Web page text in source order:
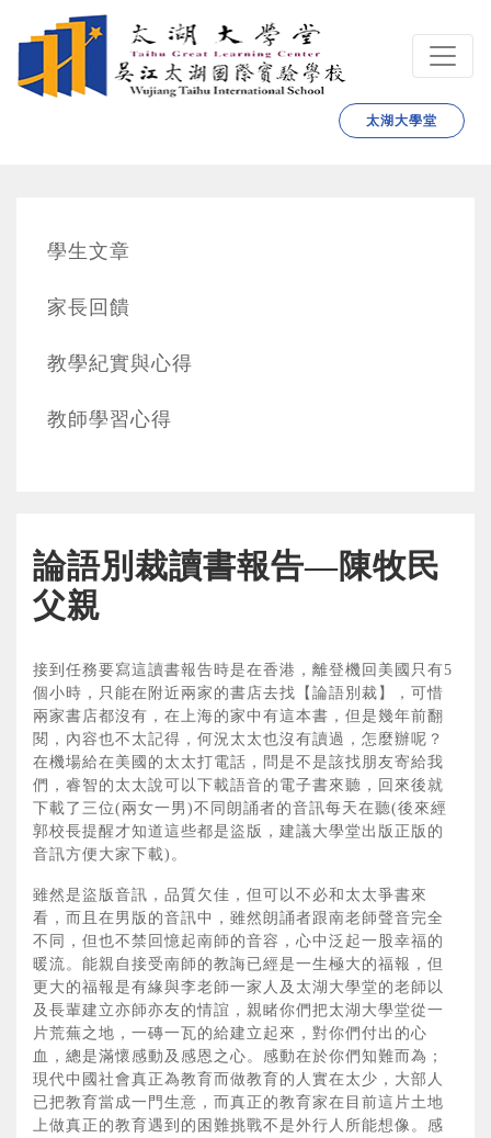
跳转到主要内容
太湖大學堂
學生文章
家長回饋
教學紀實與心得
教師學習心得
論語別裁讀書報告—陳牧民
父親
接到任務要寫這讀書報告時是在香港，離登機回美國只有5
個小時，只能在附近兩家的書店去找【論語別裁】，可惜
兩家書店都沒有，在上海的家中有這本書，但是幾年前翻
閱，內容也不太記得，何況太太也沒有讀過，怎麼辦呢？
在機場給在美國的太太打電話，問是不是該找朋友寄給我
們，睿智的太太說可以下載語音的電子書來聽，回來後就
下載了三位(兩女一男)不同朗誦者的音訊每天在聽(後來經
郭校長提醒才知道這些都是盜版，建議大學堂出版正版的
音訊方便大家下載)。
雖然是盜版音訊，品質欠佳，但可以不必和太太爭書來
看，而且在男版的音訊中，雖然朗誦者跟南老師聲音完全
不同，但也不禁回憶起南師的音容，心中泛起一股幸福的
暖流。能親自接受南師的教誨已經是一生極大的福報，但
更大的福報是有緣與李老師一家人及太湖大學堂的老師以
及長輩建立亦師亦友的情誼，親睹你們把太湖大學堂從一
片荒蕪之地，一磚一瓦的給建立起來，對你們付出的心
血，總是滿懷感動及感恩之心。感動在於你們知難而為；
現代中國社會真正為教育而做教育的人實在太少，大部人
已把教育當成一門生意，而真正的教育家在目前這片土地
上做真正的教育遇到的困難挑戰不是外行人所能想像。感